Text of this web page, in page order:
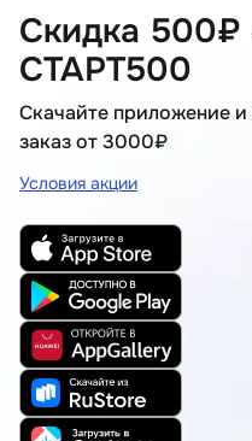
Скидка 500₽
СТАРТ500
Скачайте приложение
заказ от 3000₽
Условия акции